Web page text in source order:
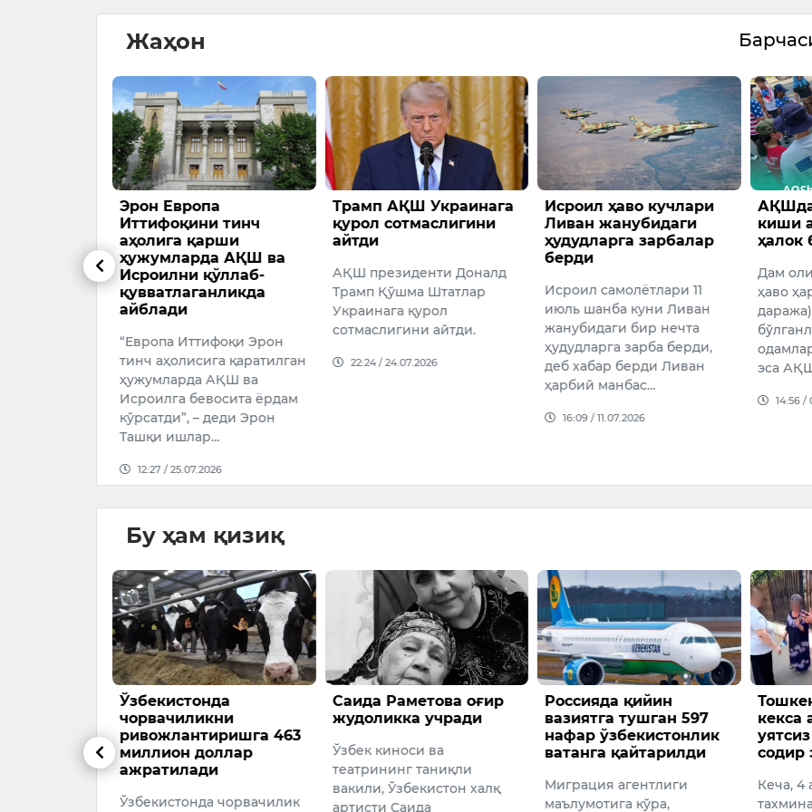
Жаҳон
барчаси
Эрон Европа
Иттифоқини тинч
аҳолига қарши
ҳужумларда АҚШ ва
Исроилни қўллаб-
қувватлаганликда
айблади
“Европа Иттифоқи Эрон
тинч аҳолисига қаратилган
ҳужумларда АҚШ ва
Исроилга бевосита ёрдам
кўрсатди”, – деди Эрон
Ташқи ишлар…
12:27 / 25.07.2026
Трамп АҚШ Украинага
қурол сотмаслигини
айтди
АҚШ президенти Доналд
Трамп Қўшма Штатлар
Украинага қурол
сотмаслигини айтди.
22:24 / 24.07.2026
Исроил ҳаво кучлари
Ливан жанубидаги
ҳудудларга зарбалар
берди
Исроил самолётлари 11
июль шанба куни Ливан
жанубидаги бир нечта
ҳудудларга зарба берди,
деб хабар берди Ливан
ҳарбий манбас…
16:09 / 11.07.2026
АҚШда
киши
ҳалок
Дам
ҳаво
эса
14:56 /
Бу ҳам қизиқ
Ўзбекистонда
чорвачиликни
ривожлантиришга 463
миллион доллар
ажратилади
Ўзбекистонда чорвачилик
Саида Раметова оғир
жудоликка учради
Ўзбек киноси ва
театрининг таниқли
вакили, Ўзбекистон халқ
артисти Саида
Россияда қийин
вазиятга тушган 597
нафар ўзбекистонлик
ватанга қайтарилди
Миграция агентлиги
маълумотига кўра,
кекса
уятсиз
содир
Кеча, 4